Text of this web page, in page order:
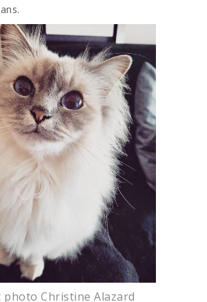
photo Christine Alazard